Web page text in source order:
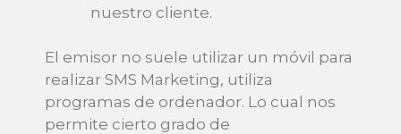
nuestro cliente.
El emisor no suele utilizar un móvil para
realizar SMS Marketing, utiliza
programas de ordenador. Lo cual nos
permite cierto grado de